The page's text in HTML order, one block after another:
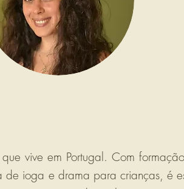
vive em Portugal. Com
de ioga e drama para crianças, é